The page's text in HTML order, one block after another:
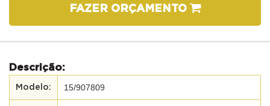
FAZER ORÇAMENTO
Descrição:
15/907809